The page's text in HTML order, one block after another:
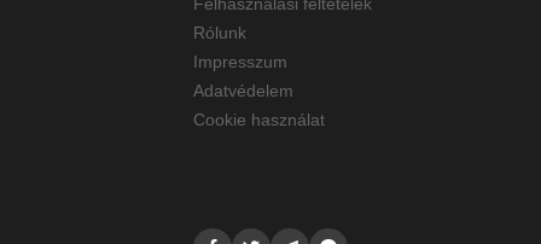
Rólunk
Impresszum
Adatvédelem
Cookie használat